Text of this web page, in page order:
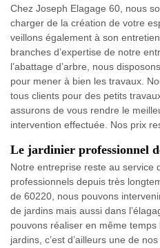
Chez Joseph Elagage 60, nous
charger de la création de votre
veillons également à son
branches d’expertise de notre
l’abattage d’arbre, nous
pour mener à bien les travaux.
tous clients pour des petits
assurons de vous rendre le
intervention effectuée. Nos prix
Le jardinier professionnel
Notre entreprise reste au service
professionnels depuis très
de 60220, nous pouvons
de jardins mais aussi dans
pouvons réaliser en même temps
jardins, c’est d’ailleurs une de